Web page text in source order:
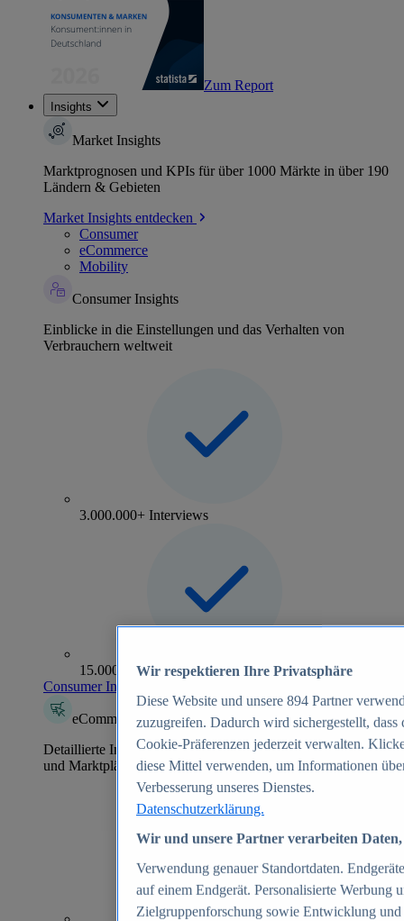
Zum Report
Insights
Market Insights
Marktprognosen und KPIs für über 1000 Märkte in über 190
Ländern & Gebieten
Market Insights entdecken
Consumer
eCommerce
Mobility
Consumer Insights
Einblicke in die Einstellungen und das Verhalten von
Verbrauchern weltweit
3.000.000+ Interviews
15.000+ Marken
Consumer Insights entdecken
eCommerce Insights
Detaillierte Informationen zu mehr als 39.000 Online-Shops
und Marktplätzen
Wir respektieren Ihre Privatsphäre
Diese Website und unsere 894 Partner
zuzugreifen. Dadurch wird sichergestellt,
Cookie-Präferenzen jederzeit verwalten.
diese Mittel verwenden, um Informationen
Verbesserung unseres Dienstes.
Datenschutzerklärung.
Wir und unsere Partner verarbeiten
Verwendung genauer Standortdaten.
auf einem Endgerät. Personalisierte Werbung
Zielgruppenforschung sowie Entwicklung